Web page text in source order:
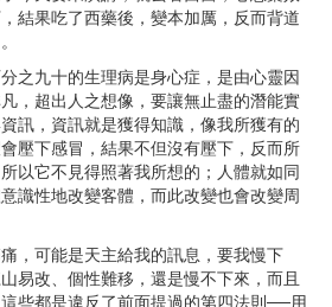
結果吃了西藥後，變本加厲，反而背道
九十的生理病是身心症，是由心靈因
，超出人之想像，要讓無止盡的潛能實
訊，資訊就是獲得知識，像我所獲有的
壓下感冒，結果不但沒有壓下，反而所
以它不見得照著我所想的；人體就如同
識性地改變客體，而此改變也會改變周
可能是天主給我的訊息，要我慢下
易改、個性難移，還是慢不下來，而且
些都是違反了前面提過的第四法則──用